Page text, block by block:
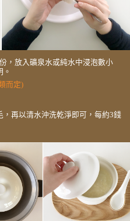
，放入礦泉水或純水中浸泡數小
。
而定)
再以清水沖洗乾淨即可，每約3錢